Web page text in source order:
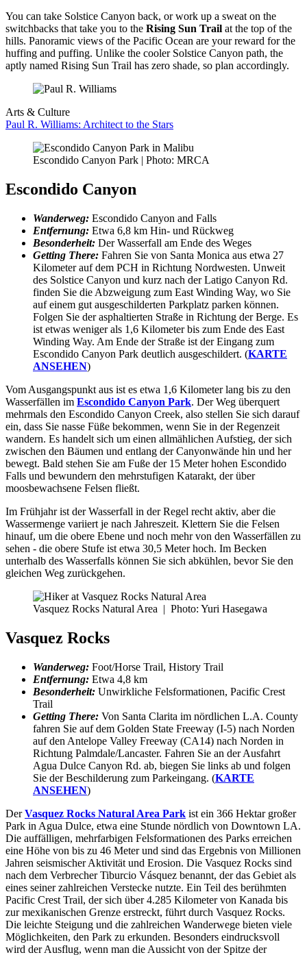
You can take Solstice Canyon back, or work up a sweat on the
switchbacks that take you to the Rising Sun Trail at the top of the
hills. Panoramic views of the Pacific Ocean are your reward for the
huffing and puffing. Unlike the cooler Solstice Canyon path, the
aptly named Rising Sun Trail has zero shade, so plan accordingly.
Arts & Culture
Paul R. Williams: Architect to the Stars
Escondido Canyon Park | Photo: MRCA
Escondido Canyon
Wanderweg: Escondido Canyon and Falls
Entfernung: Etwa 6,8 km Hin- und Rückweg
Besonderheit: Der Wasserfall am Ende des Weges
Getting There: Fahren Sie von Santa Monica aus etwa 27
Kilometer auf dem PCH in Richtung Nordwesten. Unweit
des Solstice Canyon und kurz nach der Latigo Canyon Rd.
finden Sie die Abzweigung zum East Winding Way, wo Sie
auf einem gut ausgeschilderten Parkplatz parken können.
Folgen Sie der asphaltierten Straße in Richtung der Berge. Es
ist etwas weniger als 1,6 Kilometer bis zum Ende des East
Winding Way. Am Ende der Straße ist der Eingang zum
Escondido Canyon Park deutlich ausgeschildert. (KARTE
ANSEHEN)
Vom Ausgangspunkt aus ist es etwa 1,6 Kilometer lang bis zu den
Wasserfällen im Escondido Canyon Park. Der Weg überquert
mehrmals den Escondido Canyon Creek, also stellen Sie sich darauf
ein, dass Sie nasse Füße bekommen, wenn Sie in der Regenzeit
wandern. Es handelt sich um einen allmählichen Aufstieg, der sich
zwischen den Bäumen und entlang der Canyonwände hin und her
bewegt. Bald stehen Sie am Fuße der 15 Meter hohen Escondido
Falls und bewundern den mehrstufigen Katarakt, der über
moosbewachsene Felsen fließt.
Im Frühjahr ist der Wasserfall in der Regel recht aktiv, aber die
Wassermenge variiert je nach Jahreszeit. Klettern Sie die Felsen
hinauf, um die obere Ebene und noch mehr von den Wasserfällen zu
sehen - die obere Stufe ist etwa 30,5 Meter hoch. Im Becken
unterhalb des Wasserfalls können Sie sich abkühlen, bevor Sie den
gleichen Weg zurückgehen.
Vasquez Rocks Natural Area | Photo: Yuri Hasegawa
Vasquez Rocks
Wanderweg: Foot/Horse Trail, History Trail
Entfernung: Etwa 4,8 km
Besonderheit: Unwirkliche Felsformationen, Pacific Crest
Trail
Getting There: Von Santa Clarita im nördlichen L.A. County
fahren Sie auf dem Golden State Freeway (I-5) nach Norden
auf den Antelope Valley Freeway (CA14) nach Norden in
Richtung Palmdale/Lancaster. Fahren Sie an der Ausfahrt
Agua Dulce Canyon Rd. ab, biegen Sie links ab und folgen
Sie der Beschilderung zum Parkeingang. (KARTE
ANSEHEN)
DerVasquez Rocks Natural Area Park ist ein 366 Hektar großer
Park in Agua Dulce, etwa eine Stunde nördlich von Downtown LA.
Die auffälligen, mehrfarbigen Felsformationen des Parks erreichen
eine Höhe von bis zu 46 Meter und sind das Ergebnis von Millionen
Jahren seismischer Aktivität und Erosion. Die Vasquez Rocks sind
nach dem Verbrecher Tiburcio Vásquez benannt, der das Gebiet als
eines seiner zahlreichen Verstecke nutzte. Ein Teil des berühmten
Pacific Crest Trail, der sich über 4.285 Kilometer von Kanada bis
zur mexikanischen Grenze erstreckt, führt durch Vasquez Rocks.
Die leichte Steigung und die zahlreichen Wanderwege bieten viele
Möglichkeiten, den Park zu erkunden. Besonders eindrucksvoll
wird der Ausflug, wenn man die Aussicht von der Spitze der